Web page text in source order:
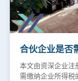
合伙企业是否
本文由资深企业注
需缴纳企业所得税